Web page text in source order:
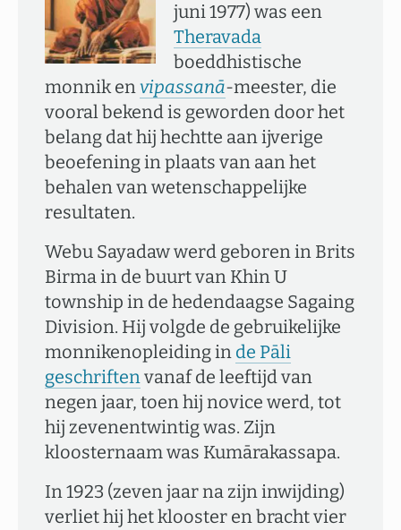
juni 1977) was een
Theravada
boeddhistische
monnik envipassanā-meester, die
vooral bekend is geworden door het
belang dat hij hechtte aan ijverige
beoefening in plaats van aan het
behalen van wetenschappelijke
resultaten.
Webu Sayadaw werd geboren in Brits
Birma in de buurt van Khin U
township in de hedendaagse Sagaing
Division. Hij volgde de gebruikelijke
monnikenopleiding in de Pāli
geschriftenvanaf de leeftijd van
negen jaar, toen hij novice werd, tot
hij zevenentwintig was. Zijn
kloosternaam was Kumārakassapa.
In 1923 (zeven jaar na zijn inwijding)
verliet hij het klooster en bracht vier